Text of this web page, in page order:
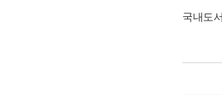
국내도